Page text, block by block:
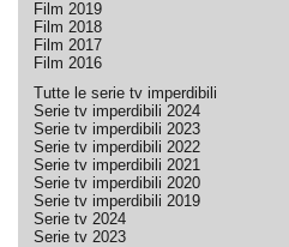
Film 2019
Film 2018
Film 2017
Film 2016
Tutte le serie tv imperdibili
Serie tv imperdibili 2024
Serie tv imperdibili 2023
Serie tv imperdibili 2022
Serie tv imperdibili 2021
Serie tv imperdibili 2020
Serie tv imperdibili 2019
Serie tv 2024
Serie tv 2023